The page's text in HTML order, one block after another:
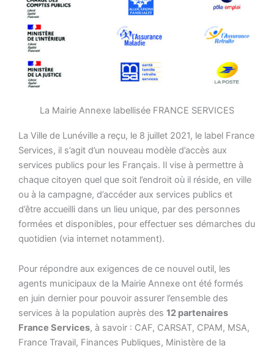
La Mairie Annexe labellisée FRANCE SERVICES
La Ville de Lunéville a reçu, le 8 juillet 2021, le label France
Services, il s’agit d’un nouveau modèle d’accès aux
services publics pour les Français. Il vise à permettre à
chaque citoyen quel que soit l’endroit où il réside, en ville
ou à la campagne, d’accéder aux services publics et
d’être accueilli dans un lieu unique, par des personnes
formées et disponibles, pour effectuer ses démarches du
quotidien (via internet notamment).
Pour répondre aux exigences de ce nouvel outil, les
agents municipaux de la Mairie Annexe ont été formés
en juin dernier pour pouvoir assurer l’ensemble des
services à la population auprès des 12 partenaires
France Services, à savoir : CAF, CARSAT, CPAM, MSA,
France Travail, Finances Publiques, Ministère de la